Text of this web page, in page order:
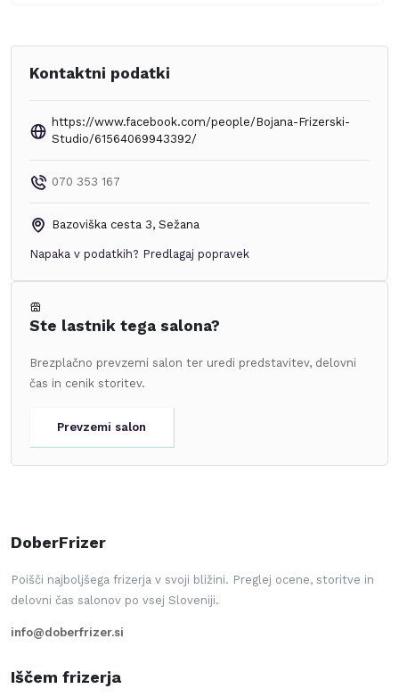
Kontaktni podatki
https://www.facebook.com/people/Bojana-Frizerski-
Studio/61564069943392/
070 353 167
Bazoviška cesta 3, Sežana
Napaka v podatkih? Predlagaj popravek
Ste lastnik tega salona?
Brezplačno prevzemi salon ter uredi predstavitev, delovni
čas in cenik storitev.
Prevzemi salon
DoberFrizer
Poišči najboljšega frizerja v svoji bližini. Preglej ocene, storitve in
delovni čas salonov po vsej Sloveniji.
info@doberfrizer.si
Iščem frizerja